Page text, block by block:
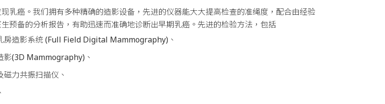
乳癌。我们拥有多种精确的造影设备，先进的仪器能大大提高检查的准绳度，配合由经验
预备的分析报告，有助迅速而准确地诊断出早期乳癌。先进的检验方法，包括
房造影系统 (Full Field Digital Mammography)、
影(3D Mammography)、
力共振扫描仪、